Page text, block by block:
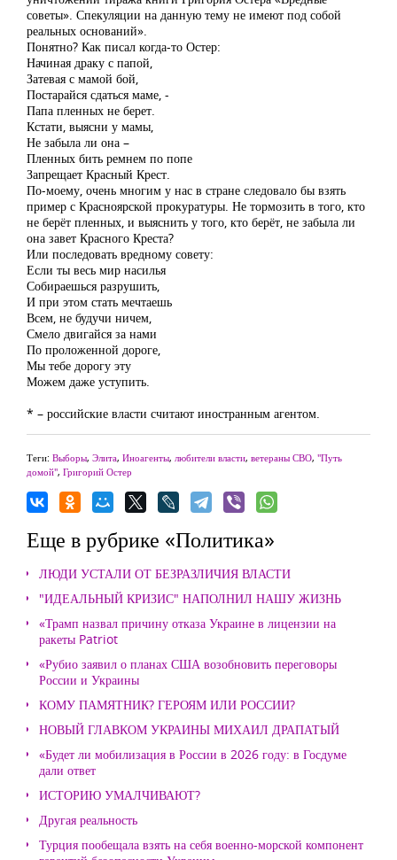
советы». Спекуляции на данную тему не имеют под собой
реальных оснований».
Понятно? Как писал когда-то Остер:
Начиная драку с папой,
Затевая с мамой бой,
Постарайся сдаться маме, -
Папа пленных не берет.
Кстати, выясни у мамы,
Не забыла ли она –
Пленных бить ремнем по попе
Запрещает Красный Крест.
По-моему, очень многим у нас в стране следовало бы взять
пример с Красноярской прокуратуры. Не тормозить в того, кто
не берёт пленных, и выяснить у того, кто берёт, не забыла ли
она завет Красного Креста?
Или последовать вредному совету:
Если ты весь мир насилья
Собираешься разрушить,
И при этом стать мечтаешь
Всем, не будучи ничем,
Смело двигайся за нами
По проложенной дороге,
Мы тебе дорогу эту
Можем даже уступить.
* – российские власти считают иностранным агентом.
Теги: Выборы, Элита, Иноагенты, любители власти, ветераны СВО, "Путь
домой", Григорий Остер
Еще в рубрике «Политика»
ЛЮДИ УСТАЛИ ОТ БЕЗРАЗЛИЧИЯ ВЛАСТИ
"ИДЕАЛЬНЫЙ КРИЗИС" НАПОЛНИЛ НАШУ ЖИЗНЬ
«Трамп назвал причину отказа Украине в лицензии на
ракеты Patriot
«Рубио заявил о планах США возобновить переговоры
России и Украины
КОМУ ПАМЯТНИК? ГЕРОЯМ ИЛИ РОССИИ?
НОВЫЙ ГЛАВКОМ УКРАИНЫ МИХАИЛ ДРАПАТЫЙ
«Будет ли мобилизация в России в 2026 году: в Госдуме
дали ответ
ИСТОРИЮ УМАЛЧИВАЮТ?
Другая реальность
Турция пообещала взять на себя военно-морской компонент